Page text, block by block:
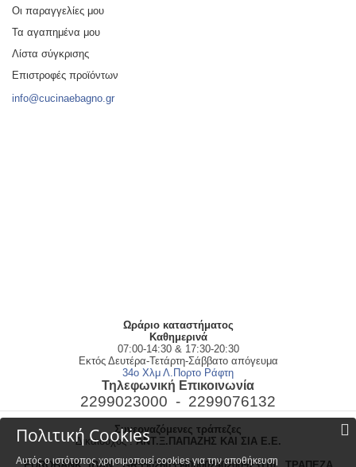
Οι παραγγελίες μου
Τα αγαπημένα μου
Λίστα σύγκρισης
Επιστροφές προϊόντων
info@cucinaebagno.gr
Ωράριο καταστήματος
Kαθημερινά
07:00-14:30 & 17:30-20:30
Εκτός Δευτέρα-Τετάρτη-Σάββατο απόγευμα
34ο Χλμ Λ.Πορτο Ράφτη
Τηλεφωνική Επικοινωνία
2299023000 - 2299076132
Συνεργαζόμενες τράπεζες
Δικαιούχος :ΑΝΤ.Ξ.ΠΑΠΑΖΗΣ ΚΑΙ ΣΙΑ Ε.Ε.
Πολιτική Cookies
Αυτός ο ιστότοπος χρησιμοποιεί cookies για την αποθήκευση